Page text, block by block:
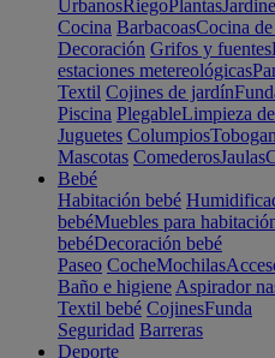
UrbanosRiegoPlantas
Cocina BarbacoasCocina
Decoración Grifos y fuentes
estaciones metereológicas
Textil Cojines de jardín
Piscina PlegableLimpieza
Juguetes Columpios
Mascotas ComederosJaulas
Bebé
Habitación bebé
bebéMuebles para
bebéDecoración bebé
Paseo CocheMochilas
Baño e higiene Aspirador
Textil bebé CojinesFunda
Seguridad Barreras
Deporte